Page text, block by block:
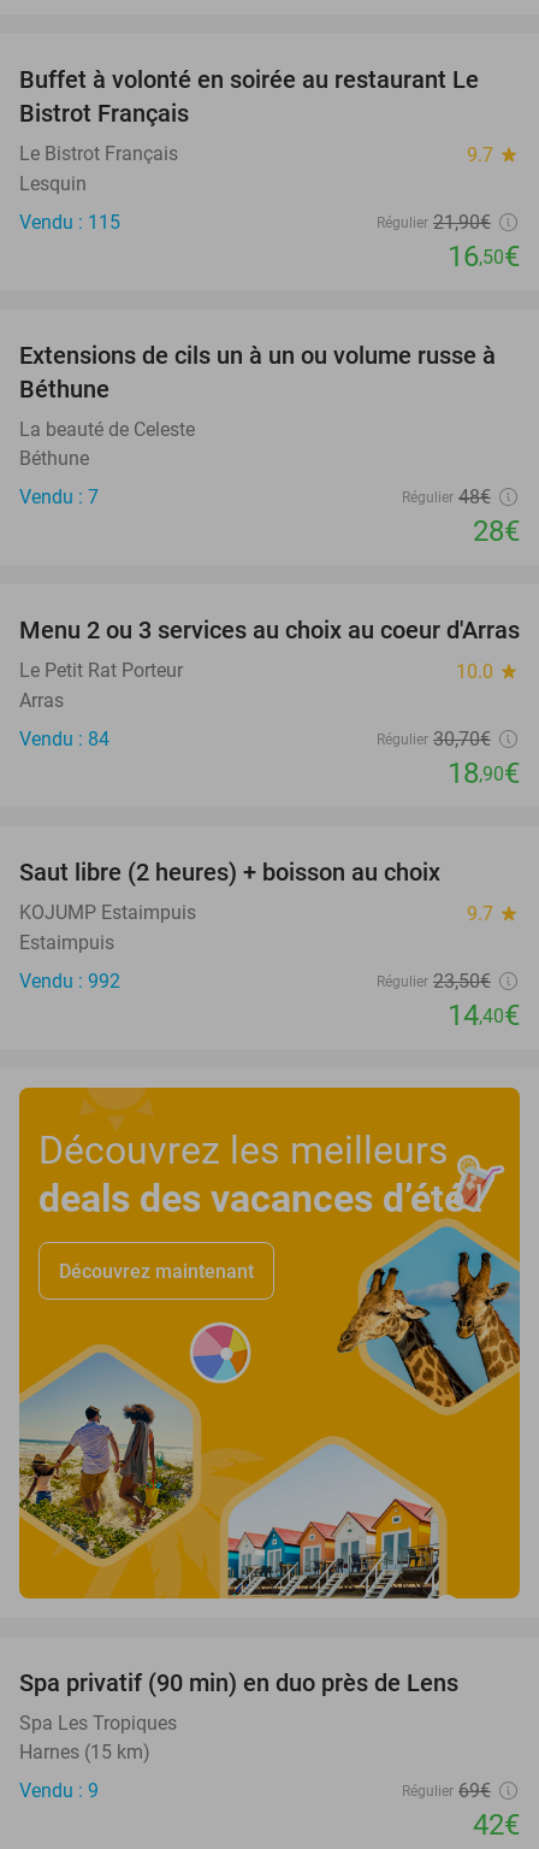
25%
Buffet à volonté en soirée au restaurant Le
Bistrot Français
Le Bistrot Français 9.7 star
Lesquin
Vendu : 115
Régulier 21,90€
16,50€
42%
Extensions de cils un à un ou volume russe à
Béthune
La beauté de Celeste
Béthune
Vendu : 7
Régulier 48€
28€
38%
Menu 2 ou 3 services au choix au coeur d'Arras
Le Petit Rat Porteur 10.0 star
Arras
Vendu : 84
Régulier 30,70€
18,90€
Saut libre (2 heures) + boisson au choix
KOJUMP Estaimpuis 9.7 star
Estaimpuis
Vendu : 992
Régulier 23,50€
14,40€
Découvrez les meilleurs
deals des vacances d’été!
Découvrez maintenant
Spa privatif (90 min) en duo près de Lens
Spa Les Tropiques
Harnes (15 km)
Vendu : 9
Régulier 69€
42€